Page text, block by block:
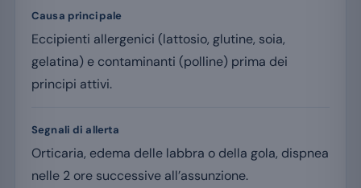
Causa principale
Eccipienti allergenici (lattosio, glutine, soia,
gelatina) e contaminanti (polline) prima dei
principi attivi.
Segnali di allerta
Orticaria, edema delle labbra o della gola, dispnea
nelle 2 ore successive all’assunzione.